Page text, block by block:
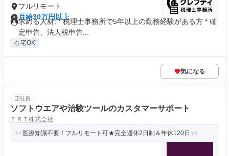
フルリモート
月給30万円以上
求める人材: * 税理士事務所で5年以上の勤務経験がある方 * 確
定申告、法人税申告...
在宅OK
気になる
正社員
ソフトウエアや治験ツールのカスタマーサポート
ＥＲＴ株式会社
医療知識不要！フルリモート可★完全週休2日制＆年休120日